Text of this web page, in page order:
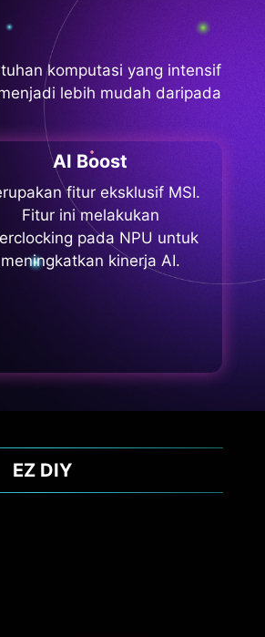
komputasi yang intensif
lebih mudah daripada
AI Boost
fitur eksklusif MSI.
Fitur ini melakukan
pada NPU untuk
meningkatkan kinerja AI.
EZ DIY